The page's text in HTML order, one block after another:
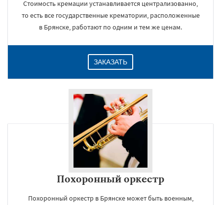
Стоимость кремации устанавливается централизованно,
то есть все государственные крематории, расположенные
в Брянске, работают по одним и тем же ценам.
ЗАКАЗАТЬ
Похоронный оркестр
Похоронный оркестр в Брянске может быть военным,